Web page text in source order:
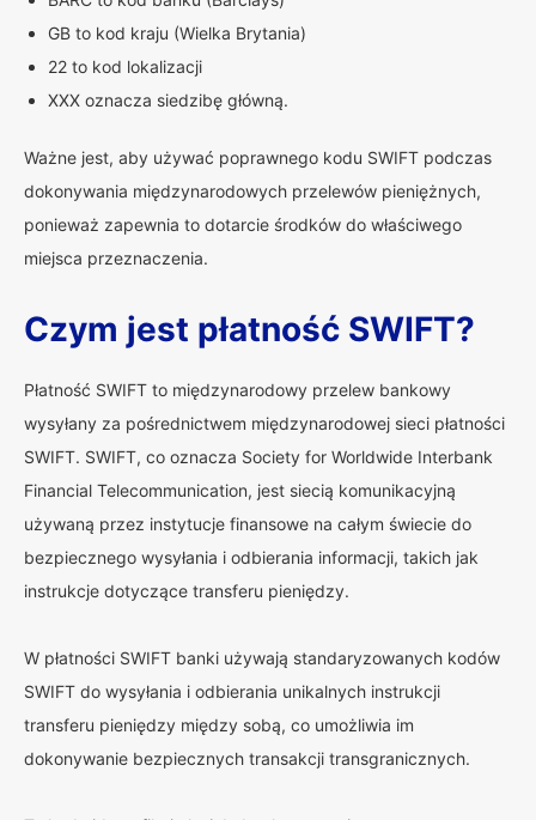
GB to kod kraju (Wielka Brytania)
22 to kod lokalizacji
XXX oznacza siedzibę główną.
Ważne jest, aby używać poprawnego kodu SWIFT podczas
dokonywania międzynarodowych przelewów pieniężnych,
ponieważ zapewnia to dotarcie środków do właściwego
miejsca przeznaczenia.
Czym jest płatność SWIFT?
Płatność SWIFT to międzynarodowy przelew bankowy
wysyłany za pośrednictwem międzynarodowej sieci płatności
SWIFT. SWIFT, co oznacza Society for Worldwide Interbank
Financial Telecommunication, jest siecią komunikacyjną
używaną przez instytucje finansowe na całym świecie do
bezpiecznego wysyłania i odbierania informacji, takich jak
instrukcje dotyczące transferu pieniędzy.
W płatności SWIFT banki używają standaryzowanych kodów
SWIFT do wysyłania i odbierania unikalnych instrukcji
transferu pieniędzy między sobą, co umożliwia im
dokonywanie bezpiecznych transakcji transgranicznych.